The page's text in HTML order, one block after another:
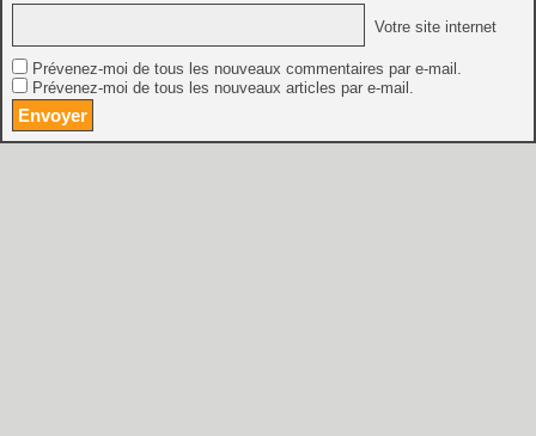
Votre site internet
Prévenez-moi de tous les nouveaux commentaires par e-mail.
Prévenez-moi de tous les nouveaux articles par e-mail.